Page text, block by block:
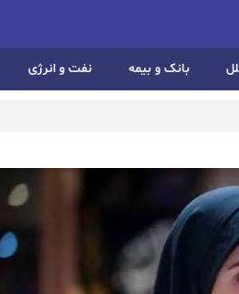
بانک و بیمه نفت و انرژی